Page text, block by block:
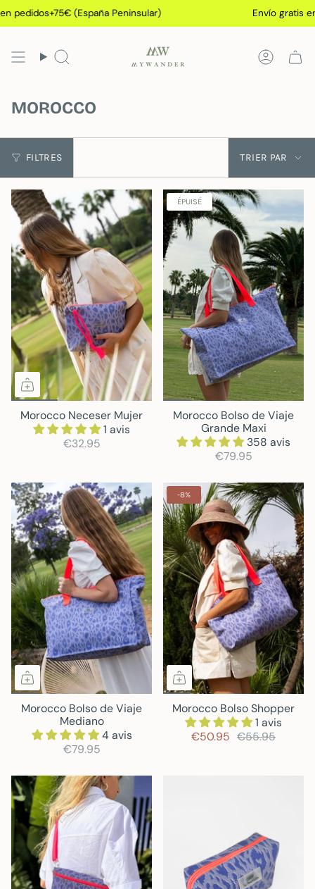
Passer
au
de
pedidos+75€ (España Peninsular) Envío gratis
Recherche
MOROCCO
FILTRES
parTRIER PAR
Morocco Neceser Mujer
1 avis
€32.95
ÉPUISÉ
Morocco Bolso de Viaje
Grande Maxi
358 avis
€79.95
Morocco Bolso de Viaje
Mediano
4 avis
€79.95
-8%
Morocco Bolso Shopper
1 avis
€50.95 €55.95